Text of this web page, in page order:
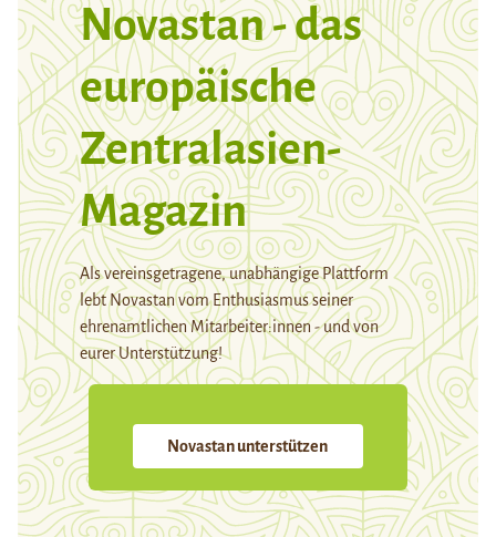
Novastan - das
europäische
Zentralasien-
Magazin
Als vereinsgetragene, unabhängige Plattform
lebt Novastan vom Enthusiasmus seiner
ehrenamtlichen Mitarbeiter:innen - und von
eurer Unterstützung!
Novastan unterstützen